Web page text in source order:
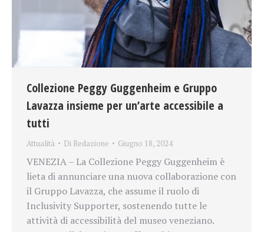
Collezione Peggy Guggenheim e Gruppo
Lavazza insieme per un’arte accessibile a
tutti
Attualità Di Redazione Giugno 18, 2024
VENEZIA – La Collezione Peggy Guggenheim è
lieta di annunciare una nuova collaborazione con
il Gruppo Lavazza, che assume il ruolo di
Inclusivity Supporter, sostenendo tutte le
attività di accessibilità del museo veneziano.